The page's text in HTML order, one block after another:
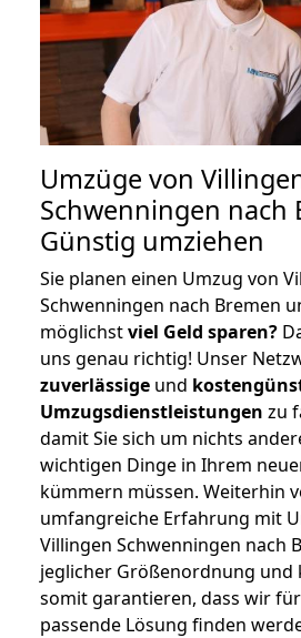
Umzüge von
Schwenningen nach
Günstig umziehen
Sie planen einen Umzug von
Schwenningen nach Bremen
möglichstviel Geld sparen?
uns genau richtig! Unser
zuverlässige und
Umzugsdienstleistungen zu
damit Sie sich um nichts
wichtigen Dinge in Ihrem
kümmern müssen. Weiterhin
umfangreiche Erfahrung mit
Villingen Schwenningen nach
jeglicher Größenordnung und
somit garantieren, dass wir
passende Lösung finden